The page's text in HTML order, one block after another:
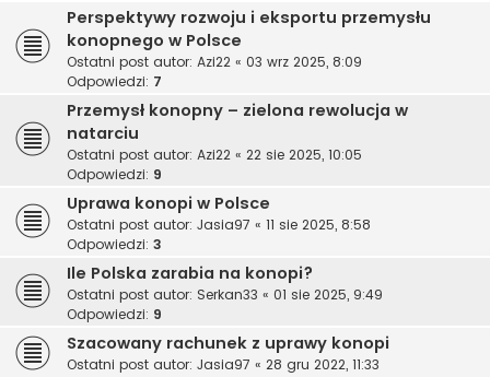
Perspektywy rozwoju i eksportu przemysłu
konopnego w Polsce
Ostatni post autor: Azi22 « 03 wrz 2025, 8:09
Odpowiedzi: 7
Przemysł konopny – zielona rewolucja w
natarciu
Ostatni post autor: Azi22 « 22 sie 2025, 10:05
Odpowiedzi: 9
Uprawa konopi w Polsce
Ostatni post autor: Jasia97 « 11 sie 2025, 8:58
Odpowiedzi: 3
Ile Polska zarabia na konopi?
Ostatni post autor: Serkan33 « 01 sie 2025, 9:49
Odpowiedzi: 9
Szacowany rachunek z uprawy konopi
Ostatni post autor: Jasia97 « 28 gru 2022, 11:33